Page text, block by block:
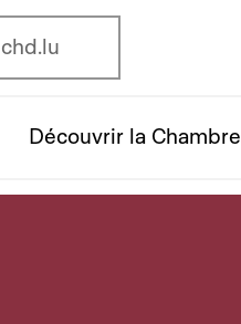
Découvrir la Chambre